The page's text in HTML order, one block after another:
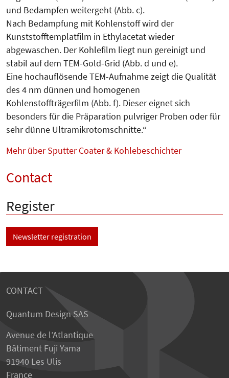
und Bedampfen weitergeht (Abb. c).
Nach Bedampfung mit Kohlenstoff wird der
Kunststofftemplatfilm in Ethylacetat wieder
abgewaschen. Der Kohlefilm liegt nun gereinigt und
stabil auf dem TEM-Gold-Grid (Abb. d und e).
Eine hochauflösende TEM-Aufnahme zeigt die Qualität
des 4 nm dünnen und homogenen
Kohlenstoffträgerfilm (Abb. f). Dieser eignet sich
besonders für die Präparation pulvriger Proben oder für
sehr dünne Ultramikrotomschnitte.“
Mehr über Sputter Coater & Kohlebeschichter
Contact
Register
Newsletter registration
CONTACT
Quantum Design SAS
Avenue de l’Atlantique
Bâtiment Fuji Yama
91940 Les Ulis
France